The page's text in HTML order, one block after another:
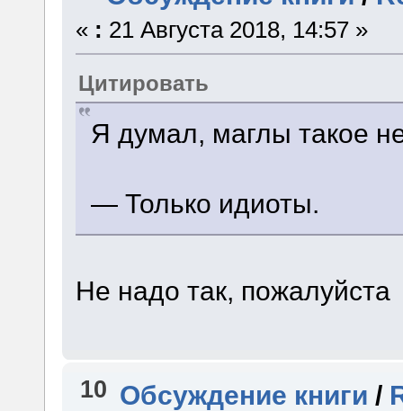
« : 21 Августа 2018, 14:57 »
Цитировать
Я думал, маглы такое
— Только идиоты.
Не надо так, пожалуйста
10 Обсуждение книги /